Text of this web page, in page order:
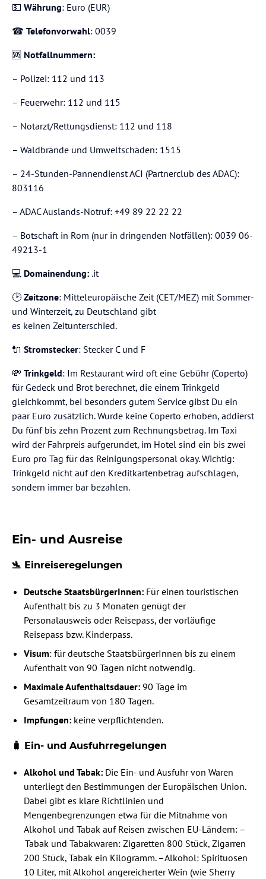
💵 Währung: Euro (EUR)
☎️ Telefonvorwahl: 0039
🆘 Notfallnummern:
– Polizei: 112 und 113
– Feuerwehr: 112 und 115
– Notarzt/Rettungsdienst: 112 und 118
– Waldbrände und Umweltschäden: 1515
– 24-Stunden-Pannendienst ACI (Partnerclub des ADAC):
803116
– ADAC Auslands-Notruf: +49 89 22 22 22
– Botschaft in Rom (nur in dringenden Notfällen): 0039 06-
49213-1
💻 Domainendung: .it
🕑 Zeitzone: Mitteleuropäische Zeit (CET/MEZ) mit Sommer-
und Winterzeit, zu Deutschland gibt
es keinen Zeitunterschied.
🔌 Stromstecker: Stecker C und F
💸 Trinkgeld: Im Restaurant wird oft eine Gebühr (Coperto)
für Gedeck und Brot berechnet, die einem Trinkgeld
gleichkommt, bei besonders gutem Service gibst Du ein
paar Euro zusätzlich. Wurde keine Coperto erhoben, addierst
Du fünf bis zehn Prozent zum Rechnungsbetrag. Im Taxi
wird der Fahrpreis aufgerundet, im Hotel sind ein bis zwei
Euro pro Tag für das Reinigungspersonal okay. Wichtig:
Trinkgeld nicht auf den Kreditkartenbetrag aufschlagen,
sondern immer bar bezahlen.
Ein- und Ausreise
🛬 Einreiseregelungen
Deutsche StaatsbürgerInnen: Für einen touristischen
Aufenthalt bis zu 3 Monaten genügt der
Personalausweis oder Reisepass, der vorläufige
Reisepass bzw. Kinderpass.
Visum: für deutsche StaatsbürgerInnen bis zu einem
Aufenthalt von 90 Tagen nicht notwendig.
Maximale Aufenthaltsdauer: 90 Tage im
Gesamtzeitraum von 180 Tagen.
Impfungen: keine verpflichtenden.
🧳 Ein- und Ausfuhrregelungen
Alkohol und Tabak: Die Ein- und Ausfuhr von Waren
unterliegt den Bestimmungen der Europäischen Union.
Dabei gibt es klare Richtlinien und
Mengenbegrenzungen etwa für die Mitnahme von
Alkohol und Tabak auf Reisen zwischen EU-Ländern: –
Tabak und Tabakwaren: Zigaretten 800 Stück, Zigarren
200 Stück, Tabak ein Kilogramm. – Alkohol: Spirituosen
10 Liter, mit Alkohol angereicherter Wein (wie Sherry